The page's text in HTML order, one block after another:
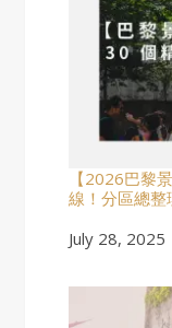
【2026巴黎
線！分區總整
Date
July 28, 2025